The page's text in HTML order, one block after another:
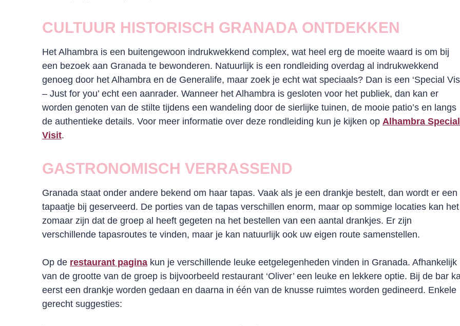
CULTUUR HISTORISCH GRANADA ONTDEKKEN
Het Alhambra is een buitengewoon indrukwekkend complex, wat heel erg de moeite waard is om bij
een bezoek aan Granada te bewonderen. Natuurlijk is een rondleiding overdag al indrukwekkend
genoeg door het Alhambra en de Generalife, maar zoek je echt wat speciaals? Dan is een ‘Special
– Just for you’ echt een aanrader. Wanneer het Alhambra is gesloten voor het publiek, dan kan er
worden genoten van de stilte tijdens een wandeling door de sierlijke tuinen, de mooie patio’s en langs
de authentieke details. Voor meer informatie over deze rondleiding kun je kijken op Alhambra Special
Visit.
GASTRONOMISCH VERRASSEND
Granada staat onder andere bekend om haar tapas. Vaak als je een drankje bestelt, dan wordt er een
tapaatje bij geserveerd. De porties van de tapas verschillen enorm, maar op sommige locaties kan het
zomaar zijn dat de groep al heeft gegeten na het bestellen van een aantal drankjes. Er zijn
verschillende tapasroutes te vinden, maar je kan natuurlijk ook uw eigen route samenstellen.
Op de restaurant pagina kun je verschillende leuke eetgelegenheden vinden in Granada. Afhankelijk
van de grootte van de groep is bijvoorbeeld restaurant ‘Oliver’ een leuke en lekkere optie. Bij de bar
eerst een drankje worden gedaan en daarna in één van de knusse ruimtes worden gedineerd. Enkele
gerecht suggesties: